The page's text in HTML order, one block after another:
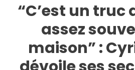
“C’est un truc
assez
maison” :